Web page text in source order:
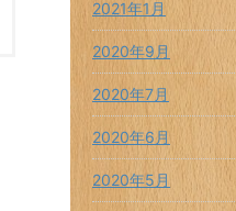
2021年1月
2020年9月
2020年7月
2020年6月
2020年5月